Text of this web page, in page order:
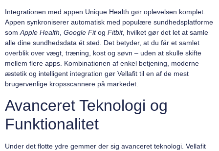
Integrationen med appen Unique Health gør oplevelsen komplet.
Appen synkroniserer automatisk med populære sundhedsplatforme
som Apple Health Google Fitog Fitbit, hvilket gør det let at samle
alle dine sundhedsdata ét sted. Det betyder, at du får et samlet
overblik over vægt, træning, kost og søvn – uden at skulle skifte
mellem flere apps. Kombinationen af enkel betjening, moderne
æstetik og intelligent integration gør Vellafit til en af de mest
brugervenlige kropsscannere på markedet.
Avanceret Teknologi og
Funktionalitet
Under det flotte ydre gemmer der sig avanceret teknologi. Vellafit